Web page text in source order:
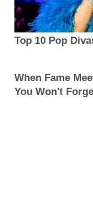
Top 10 Pop
When Fame
You Won't